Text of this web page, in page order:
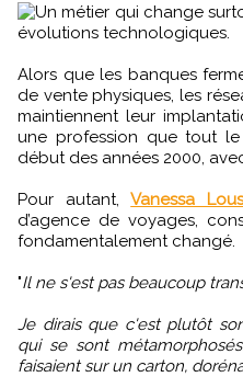
Un métier qui change
évolutions technologiques.
Alors que les banques
de vente physiques, les
maintiennent leur
une profession que tout
début des années 2000,
Pour autant,Vanessa
d’agence de voyages,
fondamentalement changé.
"Il ne s'est pas beaucoup
Je dirais que c'est plutôt
qui se sont
faisaient sur un carton,